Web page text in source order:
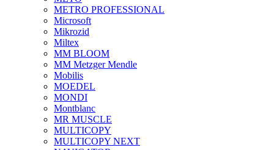
METRO PROFESSIONAL
Microsoft
Mikrozid
Miltex
MM BLOOM
MM Metzger Mendle
Mobilis
MOEDEL
MONDI
Montblanc
MR MUSCLE
MULTICOPY
MULTICOPY NEXT